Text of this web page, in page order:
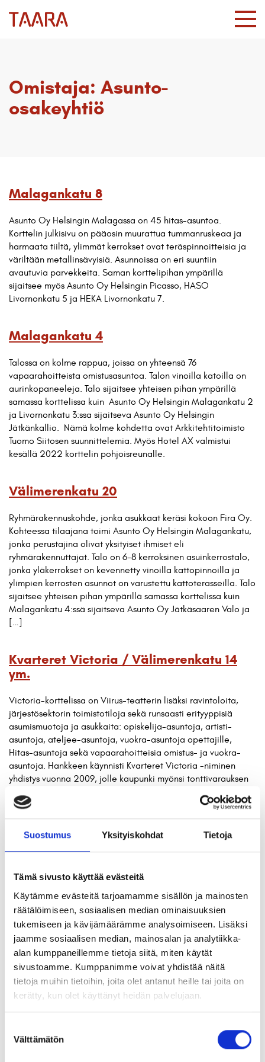
Suostumus Yksityiskohdat Tietoja
Tämä sivusto käyttää evästeitä
Käytämme evästeitä tarjoamamme sisällön ja mainosten
räätälöimiseen, sosiaalisen median ominaisuuksien
tukemiseen ja kävijämäärämme analysoimiseen. Lisäksi
jaamme sosiaalisen median, mainosalan ja analytiikka-
alan kumppaneillemme tietoja siitä, miten käytät
sivustoamme. Kumppanimme voivat yhdistää näitä
tietoja muihin tietoihin, joita olet antanut heille tai joita on
kerätty, kun olet käyttänyt heidän palvelujaan.
valinta
Välttämätön
Omistaja: Asunto-
osakeyhtiö
Malagankatu 8
Asunto Oy Helsingin Malagassa on 45 hitas-asuntoa.
Korttelin julkisivu on pääosin muurattua tummanruskeaa ja
harmaata tiiltä, ylimmät kerrokset ovat teräspinnoitteisia ja
väriltään metallinsävyisiä. Asunnoissa on eri suuntiin
avautuvia parvekkeita. Saman korttelipihan ympärillä
sijaitsee myös Asunto Oy Helsingin Picasso, HASO
Livornonkatu 5 ja HEKA Livornonkatu 7.
Malagankatu 4
Talossa on kolme rappua, joissa on yhteensä 76
vapaarahoitteista omistusasuntoa. Talon vinoilla katoilla on
aurinkopaneeleja. Talo sijaitsee yhteisen pihan ympärillä
samassa korttelissa kuin Asunto Oy Helsingin Malagankatu 2
ja Livornonkatu 3:ssa sijaitseva Asunto Oy Helsingin
Jätkänkallio. Nämä kolme kohdetta ovat Arkkitehtitoimisto
Tuomo Siitosen suunnittelemia. Myös Hotel AX valmistui
kesällä 2022 korttelin pohjoisreunalle.
Välimerenkatu 20
Ryhmärakennuskohde, jonka asukkaat keräsi kokoon Fira Oy.
Kohteessa tilaajana toimi Asunto Oy Helsingin Malagankatu,
jonka perustajina olivat yksityiset ihmiset eli
ryhmärakennuttajat. Talo on 6-8 kerroksinen asuinkerrostalo,
jonka yläkerrokset on kevennetty vinoilla kattopinnoilla ja
ylimpien kerrosten asunnot on varustettu kattoterasseilla. Talo
sijaitsee yhteisen pihan ympärillä samassa korttelissa kuin
Malagankatu 4:ssä sijaitseva Asunto Oy Jätkäsaaren Valo ja
[…]
Kvarteret Victoria / Välimerenkatu 14
ym.
Victoria-korttelissa on Viirus-teatterin lisäksi ravintoloita,
järjestösektorin toimistotiloja sekä runsaasti erityyppisiä
asumismuotoja ja asukkaita: opiskelija-asuntoja, artisti-
asuntoja, ateljee-asuntoja, vuokra-asuntoja opettajille,
Hitas-asuntoja sekä vapaarahoitteisia omistus- ja vuokra-
asuntoja. Hankkeen käynnisti Kvarteret Victoria -niminen
yhdistys vuonna 2009, jolle kaupunki myön­si tonttivarauksen
Kvarteret Victoria rs -­ni­misen säätiön, jolle vastuu projektin
toteuttami­sesta siirrettiin. Säätiötä on […]
Saukonpaadenranta 14-16
Asunto Oy Saukonpaaden Merituuli ja Asunto Oy Helsingin
Ruori sijaitsevat saman sisäpihan ympärillä. Korttelin
pohjoispuolta reunustaa Ruoholahden ranta ja etelää
Saukonpaadenpuisto. Taloyhtiöiden suunnittelutyön pohjana
oli Helsingin kaupungin ja Lemminkäisen järjestämän
arkkitehtikilpailun voittaneen Arkkitehtitoimisto Hannu
Jaakkola Oy:n ehdotus ”Vesihiisi”. Talot sisältävät
vapaarahoitteisia omistusasuntoja, joiden koot vaihtelevat
31,5 neliön yksiöistä aina 150 neliön edustusasuntoihin.
Lasitetuilta parvekkeilta on […]
Saukonpaadenranta 20-22